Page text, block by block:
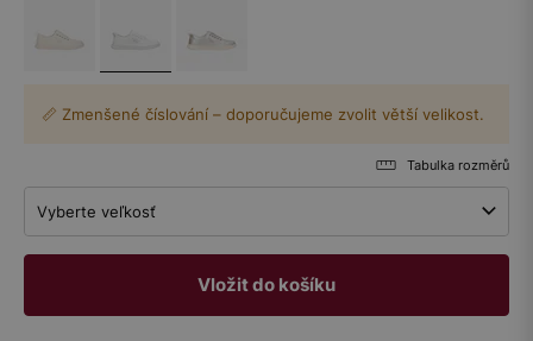
📏 Zmenšené číslování – doporučujeme zvolit větší velikost.
Tabulka rozměrů
Vyberte veľkosť
Vložit do košíku